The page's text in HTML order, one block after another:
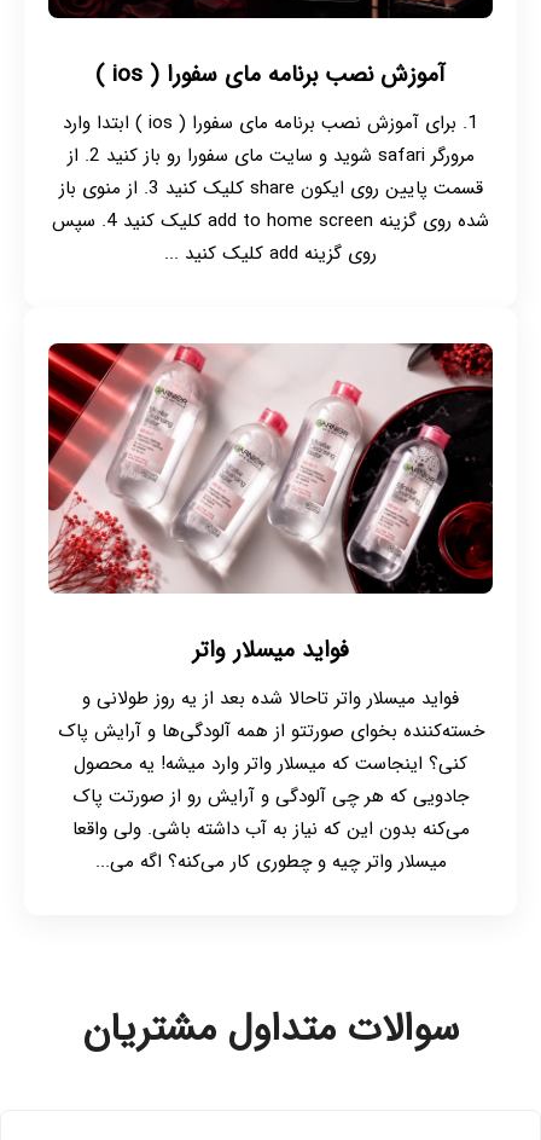
آموزش نصب برنامه مای سفورا ( ios )
1. برای آموزش نصب برنامه مای سفورا ( ios ) ابتدا وارد
مرورگر safari شوید و سایت مای سفورا رو باز کنید 2. از
قسمت پایین روی ایکون share کلیک کنید 3. از منوی باز
شده روی گزینه add to home screen کلیک کنید 4. سپس
روی گزینه add کلیک کنید ...
فواید میسلار واتر
فواید میسلار واتر تاحالا شده بعد از یه روز طولانی و
خسته‌کننده بخوای صورتتو از همه آلودگی‌ها و آرایش پاک
کنی؟ اینجاست که میسلار واتر وارد میشه! یه محصول
جادویی که هر چی آلودگی و آرایش رو از صورتت پاک
می‌کنه بدون این که نیاز به آب داشته باشی. ولی واقعا
میسلار واتر چیه و چطوری کار می‌کنه؟ اگه می‌...
سوالات متداول مشتریان